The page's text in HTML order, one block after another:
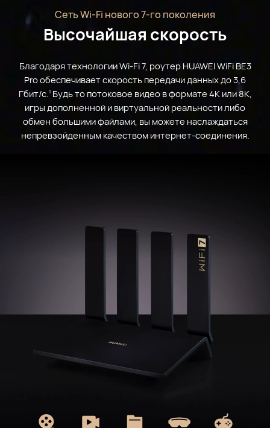
Сеть Wi-Fi нового 7-го поколения
Высочайшая скорость
Благодаря технологии Wi-Fi 7, роутер HUAWEI WiFi BE3
Pro обеспечивает скорость передачи данных до 3,6
Гбит/с. 1Будь то потоковое видео в формате 4K или 8K,
игры дополненной и виртуальной реальности либо
обмен большими файлами, вы можете наслаждаться
непревзойденным качеством интернет-соединения.